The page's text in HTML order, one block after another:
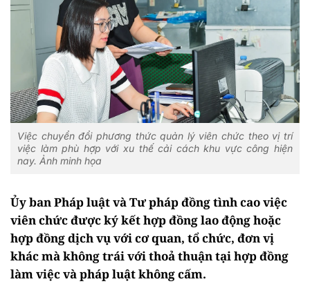
Việc chuyển đổi phương thức quản lý viên chức theo vị trí
việc làm phù hợp với xu thế cải cách khu vực công hiện
nay. Ảnh minh họa
Ủy ban Pháp luật và Tư pháp đồng tình cao việc
viên chức được ký kết hợp đồng lao động hoặc
hợp đồng dịch vụ với cơ quan, tổ chức, đơn vị
khác mà không trái với thoả thuận tại hợp đồng
làm việc và pháp luật không cấm.